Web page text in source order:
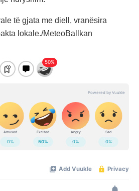
të gjata me diell, vranësira
lokale./MeteoBallkan